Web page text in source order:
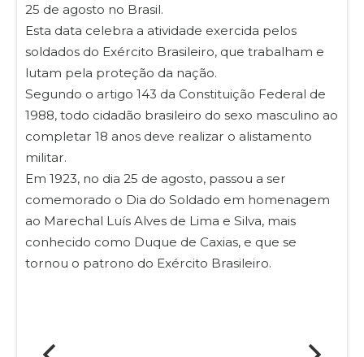
25 de agosto no Brasil.
Esta data celebra a atividade exercida pelos
soldados do Exército Brasileiro, que trabalham e
lutam pela proteção da nação.
Segundo o artigo 143 da Constituição Federal de
1988, todo cidadão brasileiro do sexo masculino ao
completar 18 anos deve realizar o alistamento
militar.
Em 1923, no dia 25 de agosto, passou a ser
comemorado o Dia do Soldado em homenagem
ao Marechal Luís Alves de Lima e Silva, mais
conhecido como Duque de Caxias, e que se
tornou o patrono do Exército Brasileiro.